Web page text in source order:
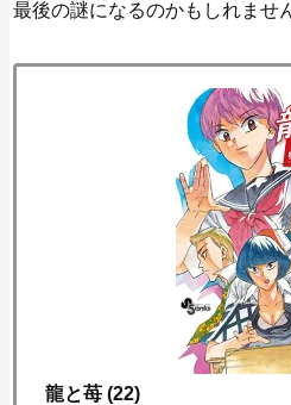
最後の謎になるのかもしれませ
龍と苺 (22)